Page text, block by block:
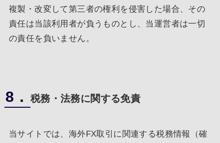
複製・改変して第三者の権利を侵害した場合、その
責任は当該利用者が負うものとし、当運営者は一切
の責任を負いません。
8． 税務・法務に関する免責
当サイトでは、海外FX取引に関連する税務情報（確